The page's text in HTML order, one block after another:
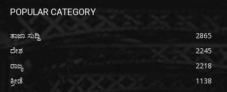
POPULAR CATEGORY
ತಾಜಾ ಸುದ್ದಿ
2865
ದೇಶ
2245
ರಾಜ್ಯ
2218
ಕ್ರೀಡೆ
1138